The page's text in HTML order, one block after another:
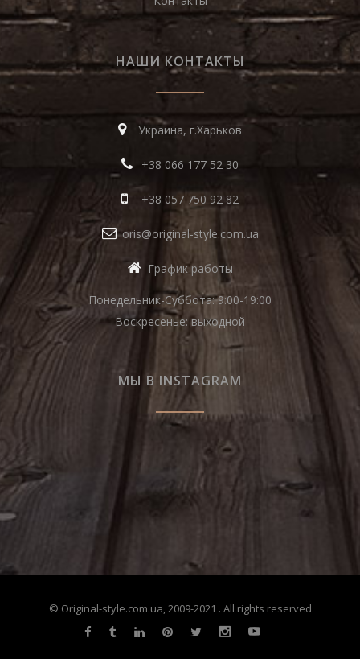
НАШИ КОНТАКТЫ
Украина, г.Харьков
+38 066 177 52 30
+38 057 750 92 82
oris@original-style.com.ua
График работы
Понедельник-Суббота: 9:00-19:00
Воскресенье: выходной
МЫ В INSTAGRAM
© Original-style.com.ua, 2009-2021 . All rights reserved